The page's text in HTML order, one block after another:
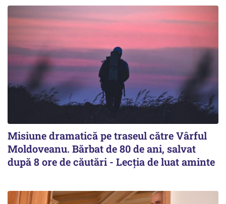
Misiune dramatică pe traseul către Vârful
Moldoveanu. Bărbat de 80 de ani, salvat
după 8 ore de căutări - Lecția de luat aminte